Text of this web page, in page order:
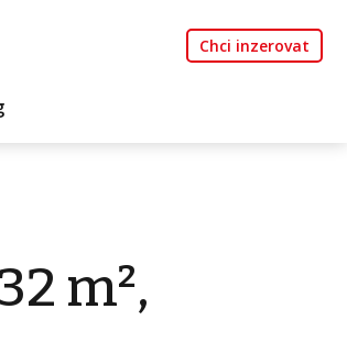
Chci inzerovat
m²,